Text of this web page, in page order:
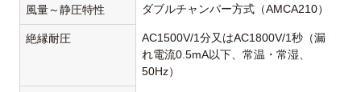
風量～静圧特性 ダブルチャンバー方式（AMCA210）
絶縁耐圧
AC1500V/1分又はAC1800V/1秒（漏
れ電流0.5mA以下、常温・常湿、
50Hz）